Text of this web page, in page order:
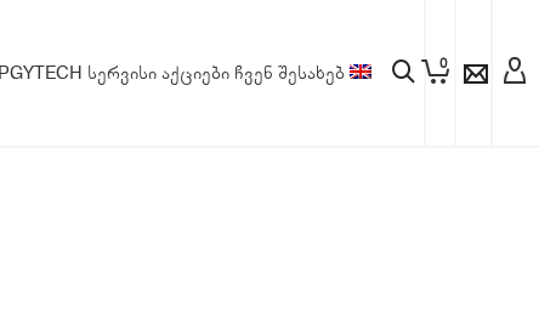
0
PGYTECH სერვისი აქციები ჩვენ შესახებ